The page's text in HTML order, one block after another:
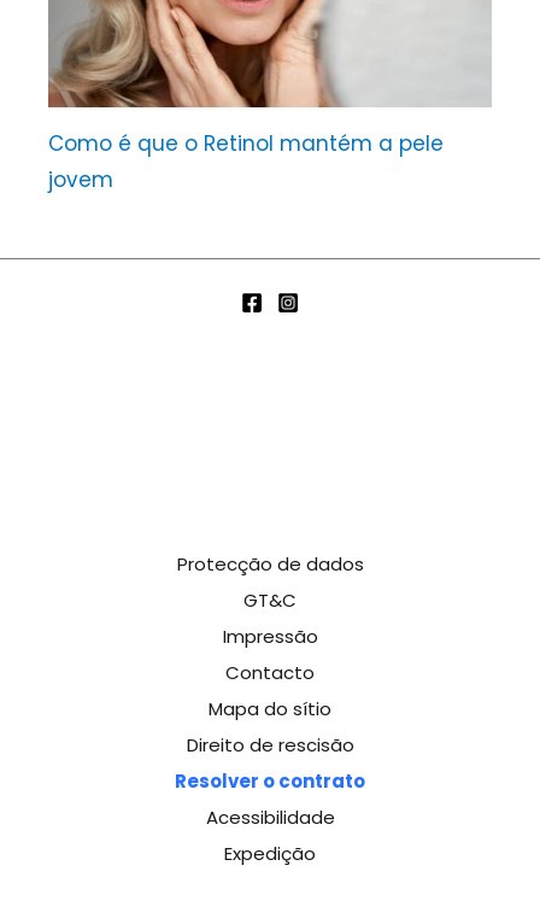
Como é que o Retinol mantém a pele
jovem
Protecção de dados
GT&C
Impressão
Contacto
Mapa do sítio
Direito de rescisão
Resolver o contrato
Acessibilidade
Expedição